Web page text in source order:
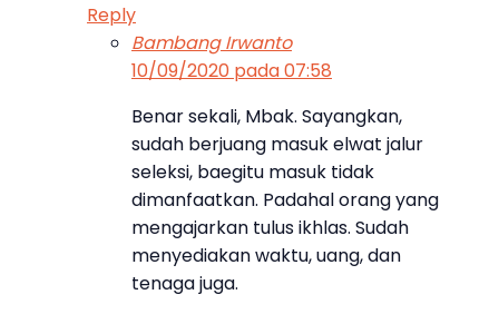
Reply
Bambang Irwanto
10/09/2020 pada 07:58
Benar sekali, Mbak. Sayangkan,
sudah berjuang masuk elwat jalur
seleksi, baegitu masuk tidak
dimanfaatkan. Padahal orang yang
mengajarkan tulus ikhlas. Sudah
menyediakan waktu, uang, dan
tenaga juga.